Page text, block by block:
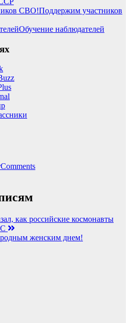
Поддержим участников
Обучение наблюдателей
как российские космонавты
женским днем!